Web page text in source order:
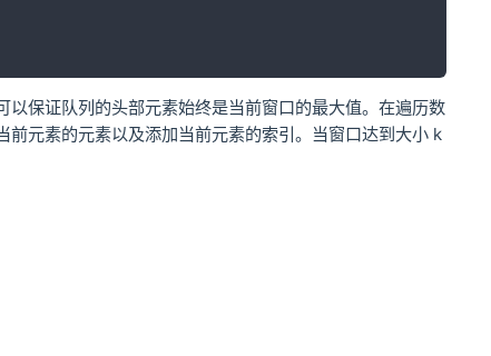
保证队列的头部元素始终是当前窗口的最大值。在遍历数
元素的元素以及添加当前元素的索引。当窗口达到大小 k